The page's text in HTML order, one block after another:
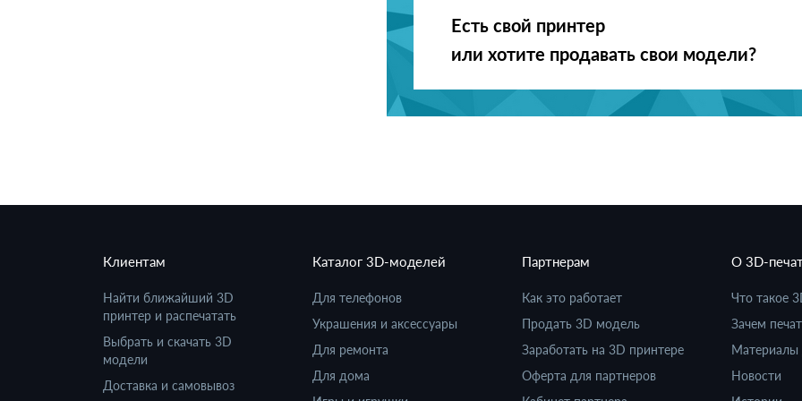
Есть свой принтер
или хотите продавать свои модели?
Клиентам
Найти ближайший 3D
принтер и распечатать
Выбрать и скачать 3D
модели
Доставка и самовывоз
Каталог 3D-моделей
Для телефонов
Украшения и аксессуары
Для ремонта
Для дома
Партнерам
Как это работает
Продать 3D модель
Заработать на 3D принтере
Оферта для партнеров
О 3D-
Что такое
Зачем
Материалы
Новости